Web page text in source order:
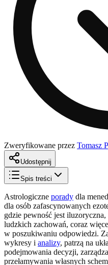
Zweryfikowane przez Tomasz
Udostępnij
Spis treści
Astrologiczne porady dla
dla osób zafascynowanych
gdzie pewność jest
ludzkich zachowań, coraz
w poszukiwaniu odpowiedzi.
wykresy i analizy, patrzą na
podejmowania decyzji,
przełamywania własnych